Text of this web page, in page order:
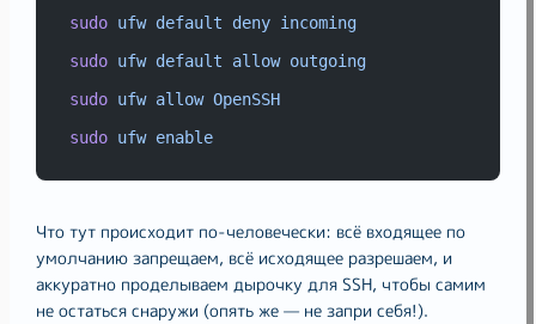
sudo ufw default deny incoming
sudo ufw default allow outgoing
sudo ufw allow OpenSSH
sudo ufw enable
Что тут происходит по-человечески: всё входящее по
умолчанию запрещаем, всё исходящее разрешаем, и
аккуратно проделываем дырочку для SSH, чтобы самим
не остаться снаружи (опять же — не запри себя!).